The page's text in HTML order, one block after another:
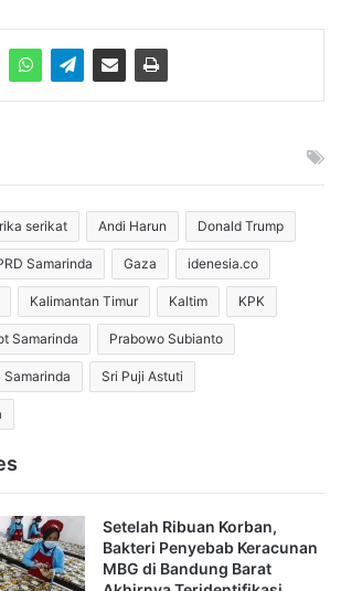
8.182 SPPG pernah menjalani
27.208 SPPG yang saat ini beroperasi di
besar SPPG yang sempat
kembali beroperasi setelah memenuhi
Wilayah dengan
Terbanyak
Pulau Jawa menjadi wilayah
tertinggi. Dari 16.594 SPPG yang
3.466 unit pernah menjalani
di wilayah tersebut masih menjalani
sementara. Sebanyak 1.800
serikat Andi Harun Donald Trump
Samarinda Gaza idenesia.co
Kalimantan Timur Kaltim KPK
Samarinda Prabowo Subianto
Samarinda Sri Puji Astuti
Setelah Ribuan Korban,
Bakteri Penyebab Keracunan
MBG di Bandung Barat